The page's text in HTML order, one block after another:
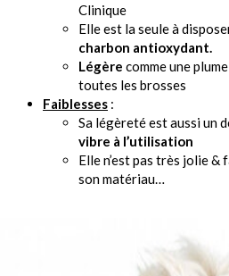
Clinique
Elle est la seule à
charbon antioxydant.
Légère comme une
toutes les brosses
Faiblesses :
Sa légèreté est aussi un
vibre à l’utilisation
Elle n’est pas très jolie &
son matériau…